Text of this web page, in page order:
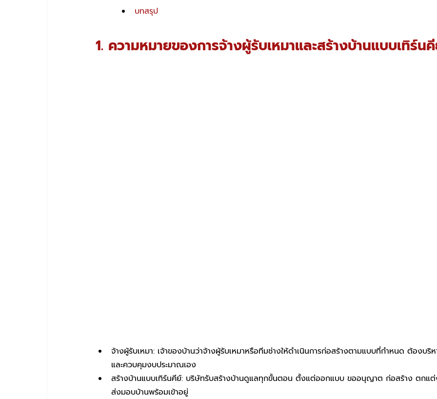
บทสรุป
1. ความหมายของการจ้างผู้รับเหมาและสร้างบ้านแบบเทิร์น
จ้างผู้รับเหมา: เจ้าของบ้านว่าจ้างผู้รับเหมาหรือทีมช่างให้ดำเนินการก่อสร้างตามแบบที่กำหนด ต้องบริ
และควบคุมงบประมาณเอง
สร้างบ้านแบบเทิร์นคีย์: บริษัทรับสร้างบ้านดูแลทุกขั้นตอน ตั้งแต่ออกแบบ ขออนุญาต ก่อสร้าง ตกแต่
ส่งมอบบ้านพร้อมเข้าอยู่